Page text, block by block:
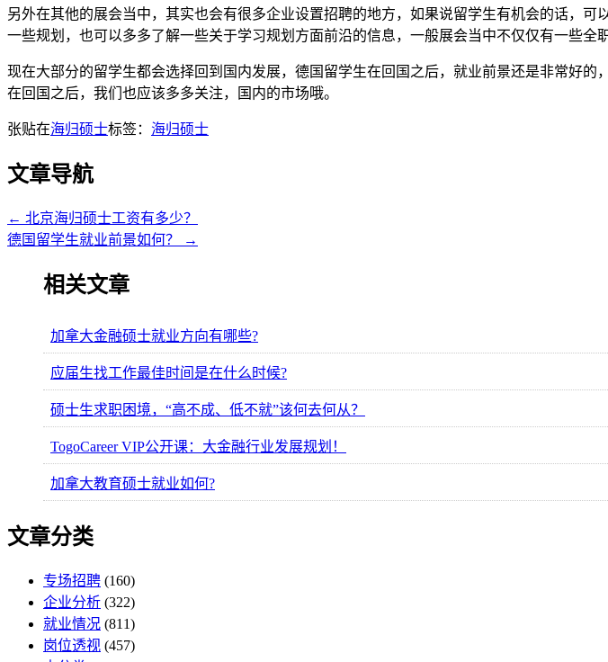
另外在其他的展会当中，其实也会有很多企业设置招聘的地方，如果说留学生有机会的话，
一些规划，也可以多多了解一些关于学习规划方面前沿的信息，一般展会当中不仅仅有一些
现在大部分的留学生都会选择回到国内发展，德国留学生在回国之后，就业前景还是非常好
在回国之后，我们也应该多多关注，国内的市场哦。
张贴在海归硕士标签： 海归硕士
文章导航
← 北京海归硕士工资有多少？
德国留学生就业前景如何？
→
相关文章
加拿大金融硕士就业方向有哪些?
应届生找工作最佳时间是在什么时候?
硕士生求职困境，“高不成、低不就”该何去何从？
TogoCareer VIP公开课：大金融行业发展规划！
加拿大教育硕士就业如何?
文章分类
专场招聘 (160)
企业分析 (322)
就业情况 (811)
岗位透视 (457)